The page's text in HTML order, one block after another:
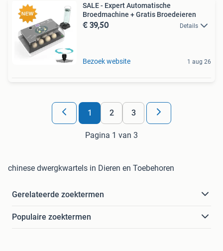
SALE - Expert Automatische
Broedmachine + Gratis Broedeieren
€ 39,50 Details
Bezoek website 1 aug 26
1 2 3
Pagina 1 van 3
chinese dwergkwartels in Dieren en Toebehoren
Gerelateerde zoektermen
Populaire zoektermen